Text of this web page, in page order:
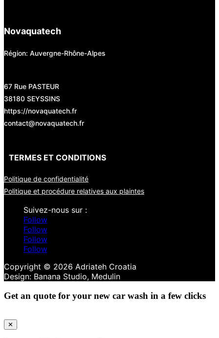
Novaquatech
Région: Auvergne-Rhône-Alpes
67 Rue PASTEUR
38180 SEYSSINS
https://novaquatech.fr
contact@novaquatech.fr
TERMES ET CONDITIONS
Politique de confidentialité
Politique et procédure relatives aux plaintes
Follow
Follow
Follow
Follow
Copyright © 2026 Adriateh Croatia
Get an quote for your new car wash in a few clicks
✕